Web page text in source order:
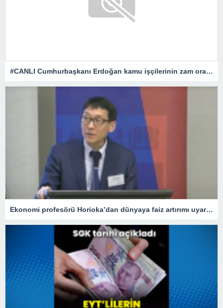
#CANLI Cumhurbaşkanı Erdoğan kamu işçilerinin zam oranını açıklıyor
Ekonomi profesörü Horioka’dan dünyaya faiz artırımı uyarısı